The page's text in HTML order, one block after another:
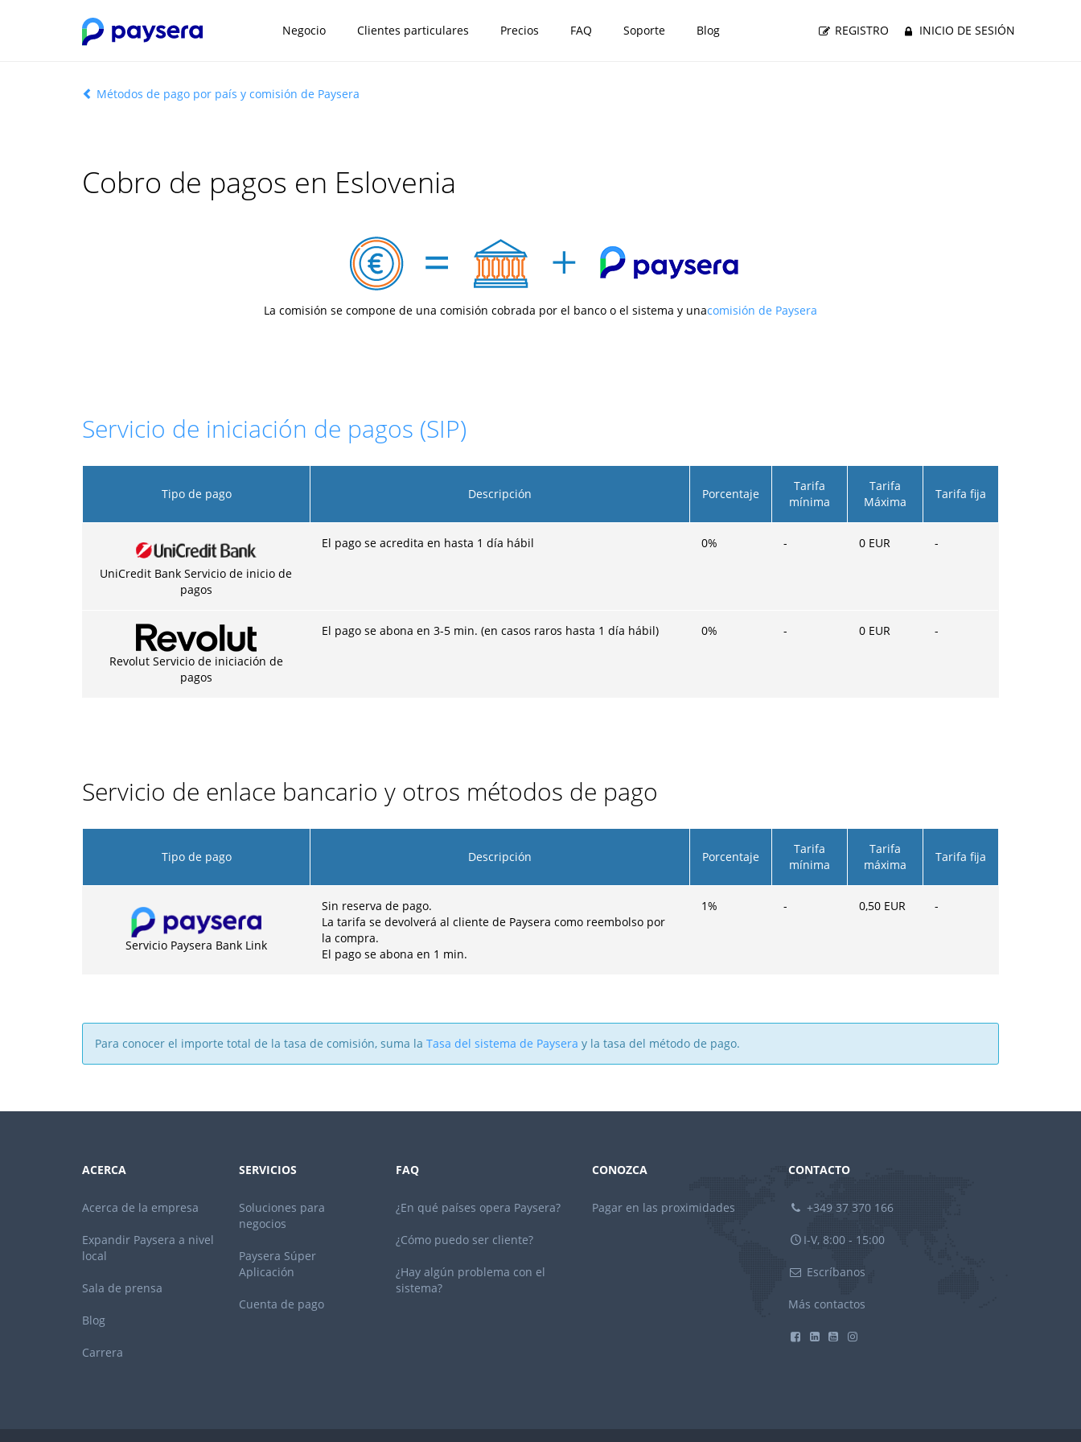
Negocio Clientes particulares Precios FAQ Soporte Blog REGISTRO INICIO DE SESIÓN
Métodos de pago por país y comisión de Paysera
Cobro de pagos en Eslovenia
La comisión se compone de una comisión cobrada por el banco o el sistema y unacomisión de Paysera
Servicio de iniciación de pagos (SIP)
Tipo de pago Descripción Porcentaje
Tarifa
mínima
Tarifa
Máxima
Tarifa fija
UniCredit Bank Servicio de inicio de
pagos
El pago se acredita en hasta 1 día hábil 0% - 0 EUR -
Revolut Servicio de iniciación de
pagos
El pago se abona en 3-5 min. (en casos raros hasta 1 día hábil) 0% - 0 EUR -
Servicio de enlace bancario y otros métodos de pago
Tipo de pago Descripción Porcentaje
Tarifa
mínima
Tarifa
máxima
Tarifa fija
Servicio Paysera Bank Link
Sin reserva de pago.
La tarifa se devolverá al cliente de Paysera como reembolso por
la compra.
El pago se abona en 1 min.
1% - 0,50 EUR -
Para conocer el importe total de la tasa de comisión, suma la Tasa del sistema de Paysera y la tasa del método de pago.
ACERCA
Acerca de la empresa
Expandir Paysera a nivel
local
Sala de prensa
Blog
Carrera
SERVICIOS
Soluciones para
negocios
Paysera Súper
Aplicación
Cuenta de pago
FAQ
¿En qué países opera Paysera?
¿Cómo puedo ser cliente?
¿Hay algún problema con el
sistema?
CONOZCA
Pagar en las proximidades
CONTACTO
+349 37 370 166
I-V, 8:00 - 15:00
Escríbanos
Más contactos